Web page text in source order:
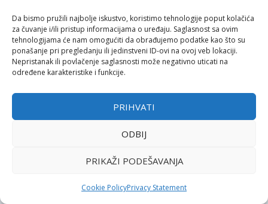
Da bismo pružili najbolje iskustvo, koristimo tehnologije poput kolačića
za čuvanje i/ili pristup informacijama o uređaju. Saglasnost sa ovim
tehnologijama će nam omogućiti da obrađujemo podatke kao što su
ponašanje pri pregledanju ili jedinstveni ID-ovi na ovoj veb lokaciji.
Nepristanak ili povlačenje saglasnosti može negativno uticati na
određene karakteristike i funkcije.
PRIHVATI
ODBIJ
PRIKAŽI PODEŠAVANJA
Cookie PolicyPrivacy Statement
Kako radi naš imunološki sistem?
Sastav HPV vakcina: sigurnost i svrha
komponenti
sigurne i efikasne
HPV vakcina spašava živote: u Engleskoj
nijedne smrti od raka grlića materice